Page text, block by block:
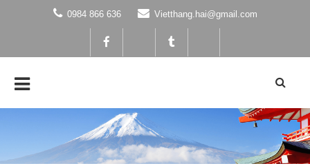
0984 866 636 Vietthang.hai@gmail.com